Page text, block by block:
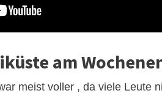
am
meist voller , da viele Leute